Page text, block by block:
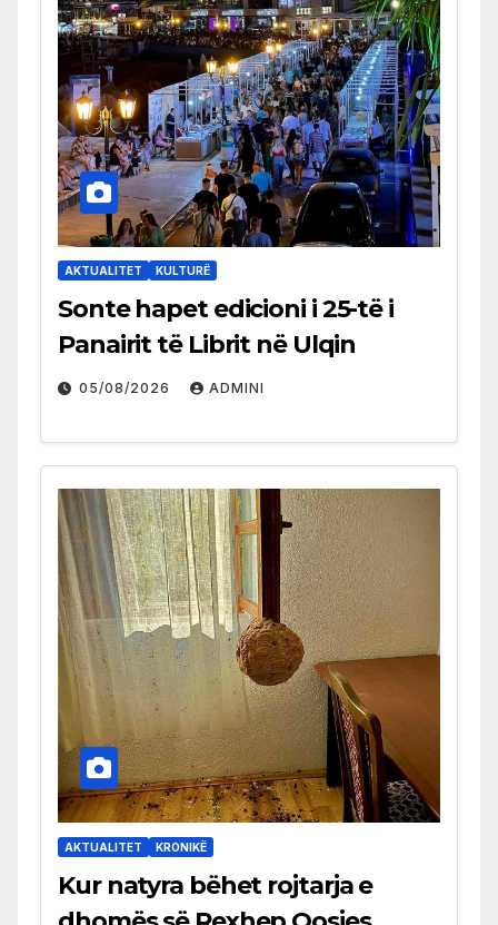
AKTUALITET KULTURË
Sonte hapet edicioni i 25-të i
Panairit të Librit në Ulqin
05/08/2026 ADMINI
AKTUALITET KRONIKË
Kur natyra bëhet rojtarja e